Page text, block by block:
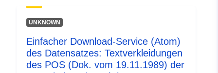
UNKNOWN
Einfacher Download-Service (Atom)
des Datensatzes: Textverkleidungen
des POS (Dok. vom 19.11.1989) der